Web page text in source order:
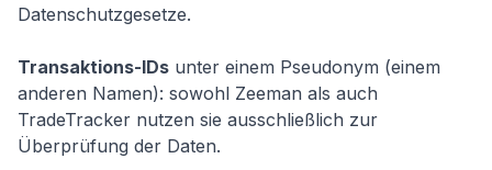
Datenschutzgesetze.
Transaktions-IDs unter einem Pseudonym (einem
anderen Namen): sowohl Zeeman als auch
TradeTracker nutzen sie ausschließlich zur
Überprüfung der Daten.